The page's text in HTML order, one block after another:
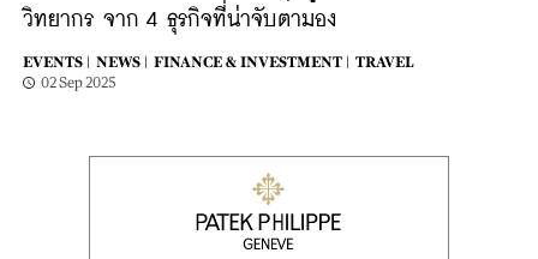
วิทยากร จาก 4 ธุรกิจที่น่าจับตามอง
EVENTS | NEWS | FINANCE & INVESTMENT |
TRAVEL
02 Sep 2025